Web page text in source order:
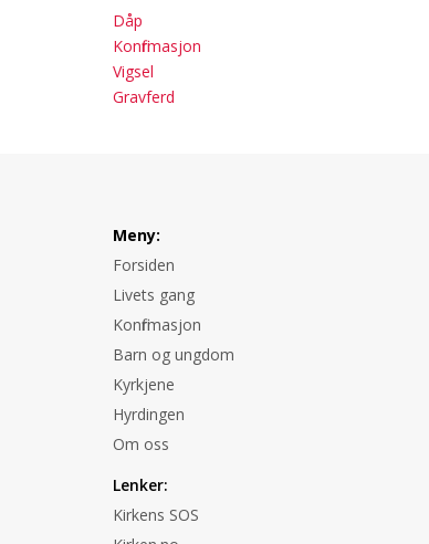
Dåp
Konfirmasjon
Vigsel
Gravferd
Meny:
Forsiden
Livets gang
Konfirmasjon
Barn og ungdom
Kyrkjene
Hyrdingen
Om oss
Lenker:
Kirkens SOS